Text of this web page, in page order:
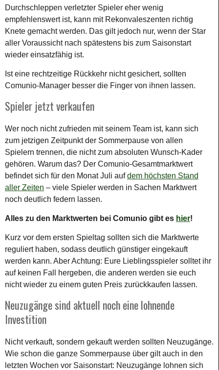
Durchschleppen verletzter Spieler eher wenig
empfehlenswert ist, kann mit Rekonvaleszenten richtig
Knete gemacht werden. Das gilt jedoch nur, wenn der Star
aller Voraussicht nach spätestens bis zum Saisonstart
wieder einsatzfähig ist.
Ist eine rechtzeitige Rückkehr nicht gesichert, sollten
Comunio-Manager besser die Finger von ihnen lassen.
Spieler jetzt verkaufen
Wer noch nicht zufrieden mit seinem Team ist, kann sich
zum jetzigen Zeitpunkt der Sommerpause von allen
Spielern trennen, die nicht zum absoluten Wunsch-Kader
gehören. Warum das? Der Comunio-Gesamtmarktwert
befindet sich für den Monat Juli aufdem höchsten Stand
aller Zeiten – viele Spieler werden in Sachen Marktwert
noch deutlich federn lassen.
Alles zu den Marktwerten bei Comunio gibt es hier!
Kurz vor dem ersten Spieltag sollten sich die Marktwerte
reguliert haben, sodass deutlich günstiger eingekauft
werden kann. Aber Achtung: Eure Lieblingsspieler solltet ihr
auf keinen Fall hergeben, die anderen werden sie euch
nicht wieder zu einem guten Preis zurückkaufen lassen.
Neuzugänge sind aktuell noch eine lohnende
Investition
Nicht verkauft, sondern gekauft werden sollten Neuzugänge.
Wie schon die ganze Sommerpause über gilt auch in den
letzten Wochen vor Saisonstart: Neuzugänge lohnen sich